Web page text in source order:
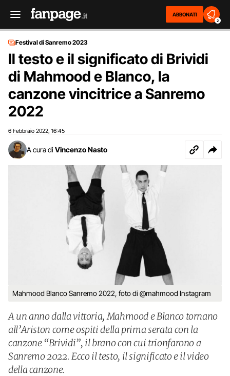
ABBONATI
2
Festival di Sanremo 2023
Il testo e il significato di Brividi
di Mahmood e Blanco, la
canzone vincitrice a Sanremo
2022
6 Febbraio 2022 16:45
A cura di Vincenzo Nasto
Mahmood Blanco Sanremo 2022, foto di @mahmood Instagram
A un anno dalla vittoria, Mahmood e Blanco tornano
all’Ariston come ospiti della prima serata con la
canzone “Brividi”, il brano con cui trionfarono a
Sanremo 2022. Ecco il testo, il significato e il video
della canzone.